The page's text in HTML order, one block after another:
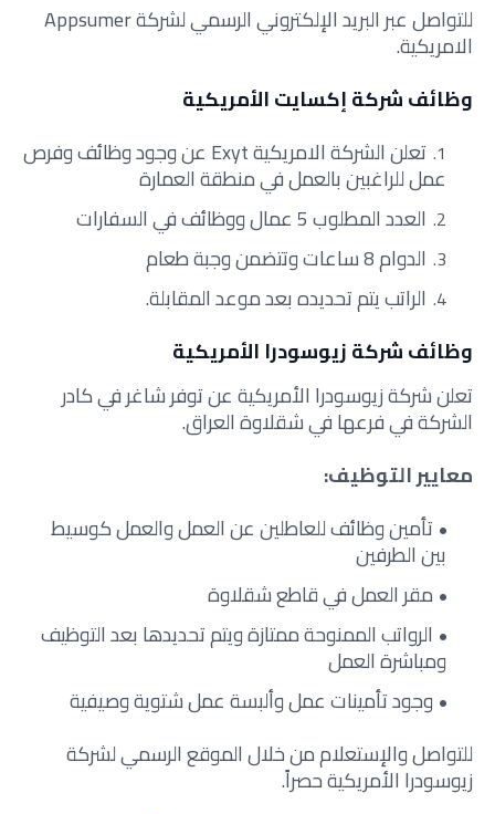
للتواصل عبر البريد الإلكتروني الرسمي لشركة Appsumer
الامريكية.
وظائف شركة إكسايت الأمريكية
تعلن الشركة الامريكية Exyt عن وجود وظائف وفرص
عمل للراغبين بالعمل في منطقة العمارة
العدد المطلوب 5 عمال ووظائف في السفارات
الدوام 8 ساعات وتتضمن وجبة طعام
الراتب يتم تحديده بعد موعد المقابلة.
وظائف شركة زيوسودرا الأمريكية
تعلن شركة زيوسودرا الأمريكية عن توفر شاغر في كادر
الشركة في فرعها في شقلاوة العراق.
معايير التوظيف:
تأمين وظائف للعاطلين عن العمل والعمل كوسيط
بين الطرفين
مقر العمل في قاطع شقلاوة
الرواتب الممنوحة ممتازة ويتم تحديدها بعد التوظيف
ومباشرة العمل
وجود تأمينات عمل وألبسة عمل شتوية وصيفية
للتواصل والإستعلام من خلال الموقع الرسمي لشركة
زيوسودرا الأمريكية حصراً.